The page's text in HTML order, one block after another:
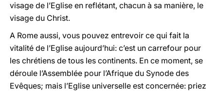
visage de l’Eglise en reflétant, chacun à sa manière, le
visage du Christ.
A Rome aussi, vous pouvez entrevoir ce qui fait la
vitalité de l’Eglise aujourd’hui: c’est un carrefour pour
les chrétiens de tous les continents. En ce moment, se
déroule l’Assemblée pour l’Afrique du Synode des
Evêques; mais l’Eglise universelle est concernée: priez